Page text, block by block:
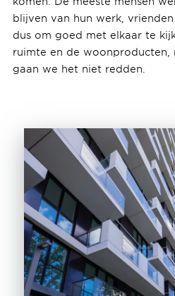
blijven van hun werk,
dus om goed met elkaar te
ruimte en de woonproducten,
gaan we het niet redden.